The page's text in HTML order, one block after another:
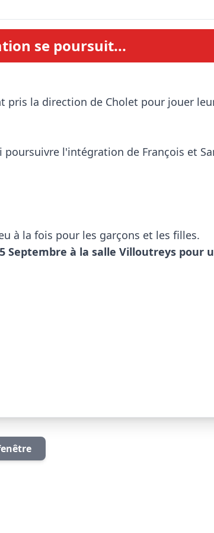
se poursuit...
l'intégration de François et
à la fois pour les garçons et les filles.
Septembre à la salle Villoutreys pour